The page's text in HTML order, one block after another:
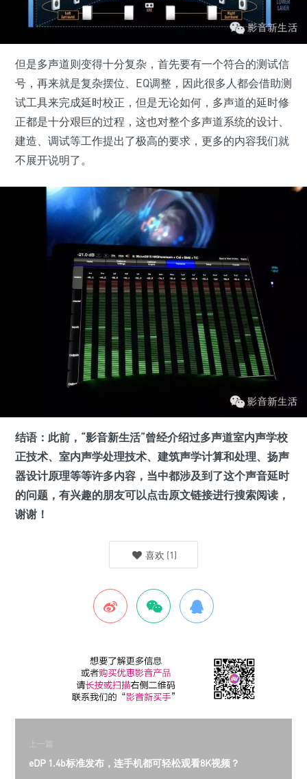
但是多声道则变得十分复杂，首先要有一个符合的测试信
号，再来就是复杂摆位、EQ调整，因此很多人都会借助测
试工具来完成延时校正，但是无论如何，多声道的延时修
正都是十分艰巨的过程，这也对整个多声道系统的设计、
建造、调试等工作提出了极高的要求，更多的内容我们就
不展开说明了。
结语：此前，“影音新生活”曾经介绍过多声道室内声学校
正技术、室内声学处理技术、建筑声学计算和处理、扬声
器设计原理等等许多内容，当中都涉及到了这个声音延时
的问题，有兴趣的朋友可以点击原文链接进行搜索阅读，
谢谢！
喜欢 (1)
上一篇
eDP 1.4b标准发布，连手机都可轻松观看8K视频？